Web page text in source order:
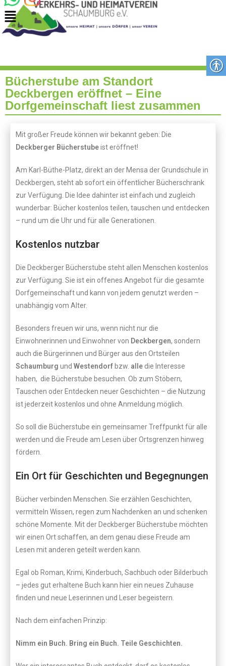
Bücherstube am Standort
Deckbergen eröffnet – Eine
Dorfgemeinschaft liest zusammen
Mit großer Freude können wir bekannt geben: Die
Deckberger Bücherstubeist eröffnet!
Am Karl-Büthe-Platz, direkt an der Mensa der Grundschule in
Deckbergen, steht ab sofort ein öffentlicher Bücherschrank
zur Verfügung. Die Idee dahinter ist einfach und zugleich
wunderbar: Bücher kostenlos teilen, tauschen und entdecken
– rund um die Uhr und für alle Generationen.
Kostenlos nutzbar
Die Deckberger Bücherstube steht allen Menschen kostenlos
zur Verfügung. Sie ist ein offenes Angebot für die gesamte
Dorfgemeinschaft und kann von jedem genutzt werden –
unabhängig vom Alter.
Besonders freuen wir uns, wenn nicht nur die
Einwohnerinnen und Einwohner von Deckbergen, sondern
auch die Bürgerinnen und Bürger aus den Ortsteilen
Schaumburg und Westendorf bzw. alle die Interesse
haben, die Bücherstube besuchen. Ob zum Stöbern,
Tauschen oder Entdecken neuer Geschichten – die Nutzung
ist jederzeit kostenlos und ohne Anmeldung möglich.
So soll die Bücherstube ein gemeinsamer Treffpunkt für alle
werden und die Freude am Lesen über Ortsgrenzen hinweg
fördern.
Ein Ort für Geschichten und Begegnungen
Bücher verbinden Menschen. Sie erzählen Geschichten,
vermitteln Wissen, regen zum Nachdenken an und schenken
schöne Momente. Mit der Deckberger Bücherstube möchten
wir einen Ort schaffen, an dem genau diese Freude am
Lesen mit anderen geteilt werden kann.
Egal ob Roman, Krimi, Kinderbuch, Sachbuch oder Bilderbuch
– jedes gut erhaltene Buch kann hier ein neues Zuhause
finden und neue Leserinnen und Leser begeistern.
Nach dem einfachen Prinzip:
Nimm ein Buch. Bring ein Buch. Teile Geschichten.